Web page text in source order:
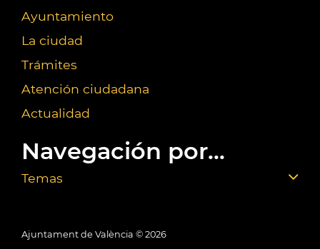
Ayuntamiento
La ciudad
Trámites
Atención ciudadana
Actualidad
Navegación por...
Temas
Ajuntament de València © 2026